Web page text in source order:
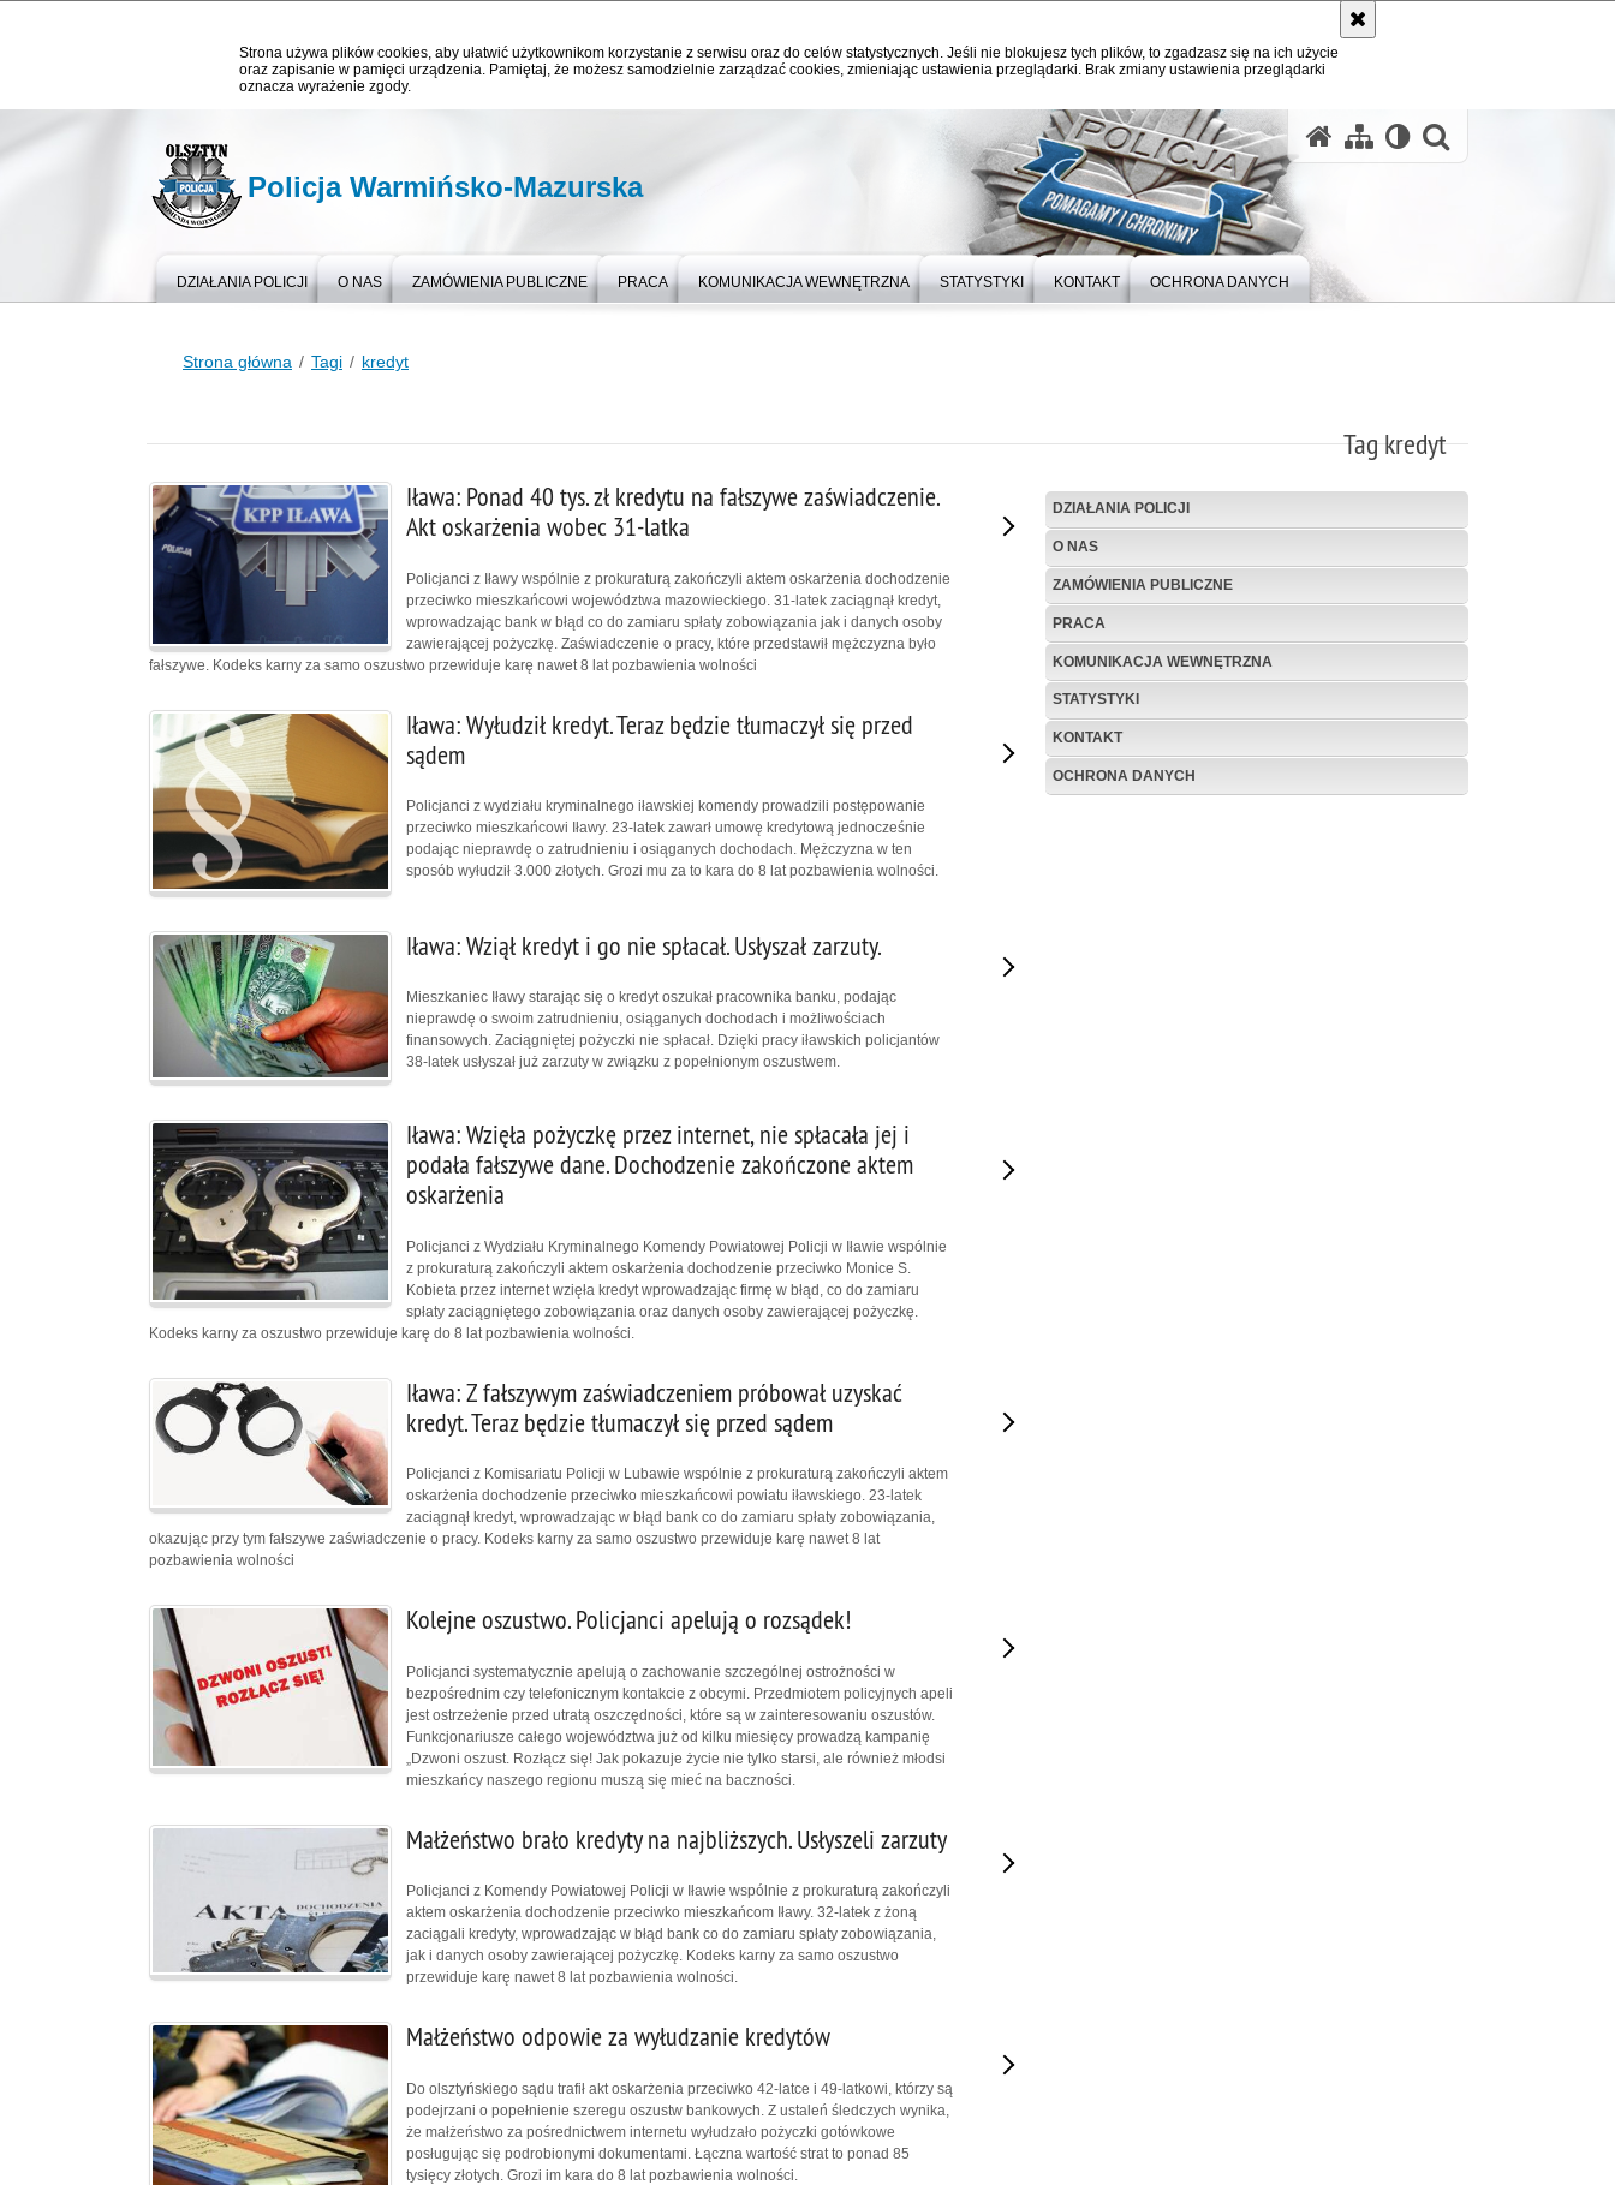
Strona używa plików cookies, aby ułatwić użytkownikom korzystanie z serwisu oraz do celów statystycznych. Jeśli nie blokujesz tych plików, to zgadzasz się na ich użycie
oraz zapisanie w pamięci urządzenia. Pamiętaj, że możesz samodzielnie zarządzać cookies, zmieniając ustawienia przeglądarki. Brak zmiany ustawienia przeglądarki
oznacza wyrażenie zgody.
Policja Warmińsko-Mazurska
DZIAŁANIA POLICJI O NAS ZAMÓWIENIA PUBLICZNE PRACA KOMUNIKACJA WEWNĘTRZNA STATYSTYKI KONTAKT OCHRONA DANYCH
Strona główna Tagi kredyt
Tag kredyt
DZIAŁANIA POLICJI
O NAS
ZAMÓWIENIA PUBLICZNE
PRACA
KOMUNIKACJA WEWNĘTRZNA
STATYSTYKI
KONTAKT
OCHRONA DANYCH
Iława: Ponad 40 tys. zł kredytu na fałszywe zaświadczenie.
Akt oskarżenia wobec 31-latka
Policjanci z Iławy wspólnie z prokuraturą zakończyli aktem oskarżenia dochodzenie
przeciwko mieszkańcowi województwa mazowieckiego. 31-latek zaciągnął kredyt,
wprowadzając bank w błąd co do zamiaru spłaty zobowiązania jak i danych osoby
zawierającej pożyczkę. Zaświadczenie o pracy, które przedstawił mężczyzna było
fałszywe. Kodeks karny za samo oszustwo przewiduje karę nawet 8 lat pozbawienia wolności
Iława: Wyłudził kredyt. Teraz będzie tłumaczył się przed
sądem
Policjanci z wydziału kryminalnego iławskiej komendy prowadzili postępowanie
przeciwko mieszkańcowi Iławy. 23-latek zawarł umowę kredytową jednocześnie
podając nieprawdę o zatrudnieniu i osiąganych dochodach. Mężczyzna w ten
sposób wyłudził 3.000 złotych. Grozi mu za to kara do 8 lat pozbawienia wolności.
Iława: Wziął kredyt i go nie spłacał. Usłyszał zarzuty.
Mieszkaniec Iławy starając się o kredyt oszukał pracownika banku, podając
nieprawdę o swoim zatrudnieniu, osiąganych dochodach i możliwościach
finansowych. Zaciągniętej pożyczki nie spłacał. Dzięki pracy iławskich policjantów
38-latek usłyszał już zarzuty w związku z popełnionym oszustwem.
Iława: Wzięła pożyczkę przez internet, nie spłacała jej i
podała fałszywe dane. Dochodzenie zakończone aktem
oskarżenia
Policjanci z Wydziału Kryminalnego Komendy Powiatowej Policji w Iławie wspólnie
z prokuraturą zakończyli aktem oskarżenia dochodzenie przeciwko Monice S.
Kobieta przez internet wzięła kredyt wprowadzając firmę w błąd, co do zamiaru
spłaty zaciągniętego zobowiązania oraz danych osoby zawierającej pożyczkę.
Kodeks karny za oszustwo przewiduje karę do 8 lat pozbawienia wolności.
Iława: Z fałszywym zaświadczeniem próbował uzyskać
kredyt. Teraz będzie tłumaczył się przed sądem
Policjanci z Komisariatu Policji w Lubawie wspólnie z prokuraturą zakończyli aktem
oskarżenia dochodzenie przeciwko mieszkańcowi powiatu iławskiego. 23-latek
zaciągnął kredyt, wprowadzając w błąd bank co do zamiaru spłaty zobowiązania,
okazując przy tym fałszywe zaświadczenie o pracy. Kodeks karny za samo oszustwo przewiduje karę nawet 8 lat
pozbawienia wolności
Kolejne oszustwo. Policjanci apelują o rozsądek!
Policjanci systematycznie apelują o zachowanie szczególnej ostrożności w
bezpośrednim czy telefonicznym kontakcie z obcymi. Przedmiotem policyjnych apeli
jest ostrzeżenie przed utratą oszczędności, które są w zainteresowaniu oszustów.
Funkcjonariusze całego województwa już od kilku miesięcy prowadzą kampanię
„Dzwoni oszust. Rozłącz się! Jak pokazuje życie nie tylko starsi, ale również młodsi
mieszkańcy naszego regionu muszą się mieć na baczności.
Małżeństwo brało kredyty na najbliższych. Usłyszeli zarzuty
Policjanci z Komendy Powiatowej Policji w Iławie wspólnie z prokuraturą zakończyli
aktem oskarżenia dochodzenie przeciwko mieszkańcom Iławy. 32-latek z żoną
zaciągali kredyty, wprowadzając w błąd bank co do zamiaru spłaty zobowiązania,
jak i danych osoby zawierającej pożyczkę. Kodeks karny za samo oszustwo
przewiduje karę nawet 8 lat pozbawienia wolności.
Małżeństwo odpowie za wyłudzanie kredytów
Do olsztyńskiego sądu trafił akt oskarżenia przeciwko 42-latce i 49-latkowi, którzy są
podejrzani o popełnienie szeregu oszustw bankowych. Z ustaleń śledczych wynika,
że małżeństwo za pośrednictwem internetu wyłudzało pożyczki gotówkowe
posługując się podrobionymi dokumentami. Łączna wartość strat to ponad 85
tysięcy złotych. Grozi im kara do 8 lat pozbawienia wolności.